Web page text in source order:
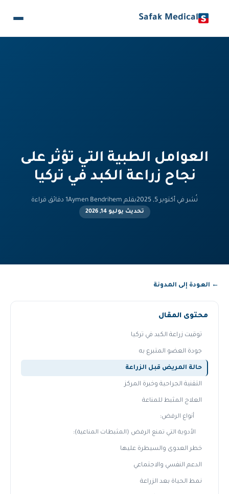
Safak Medical
العوامل الطبية التي تؤثر على
نجاح زراعة الكبد في تركيا
نُشر في أكتوبر 5, 2025 بقلم Aymen Bendrihem 1 دقائق قراءة
تحديث يوليو 14, 2026
← العودة إلى المدونة
محتوى المقال
توقيت زراعة الكبد في تركيا
جودة العضو المتبرع به
حالة المريض قبل الزراعة
التقنية الجراحية وخبرة المركز
العلاج المثبط للمناعة
أنواع الرفض:
الأدوية التي تمنع الرفض (المثبطات المناعية):
خطر العدوى والسيطرة عليها
الدعم النفسي والاجتماعي
نمط الحياة بعد الزراعة